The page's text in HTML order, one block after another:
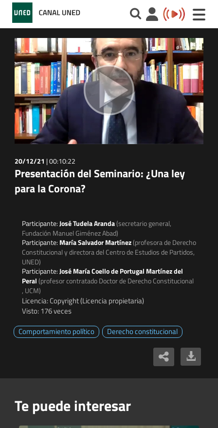
Toggle
20/12/21 |00:10:22
Presentación del Seminario: ¿Una ley
para la Corona?
Participante:José Tudela Aranda(secretario general,
Fundación Manuel Giménez Abad)
Participante: María Salvador Martínez(profesora de Derecho
Constitucional y directora del Centro de Estudios de Partidos,
UNED)
Participante:José María Coello de Portugal Martínez del
Peral(profesor contratado Doctor de Derecho Constitucional
, UCM)
Licencia: Copyright (Licencia propietaria)
Visto: 176 veces
Comportamiento político
Derecho constitucional
Te puede interesar